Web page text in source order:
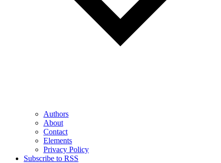
Authors
About
Contact
Elements
Privacy Policy
Subscribe to RSS